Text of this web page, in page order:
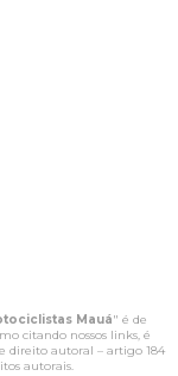
Mauá" é de
citando nossos links, é
direito autoral – artigo 184
autorais.